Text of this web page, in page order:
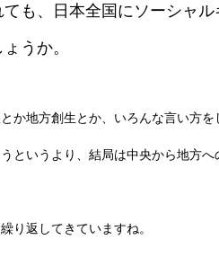
ても、日本全国にソーシャ
うか。
か地方創生とか、いろんな言い方
というより、結局は中央から地方
り返してきていますね。